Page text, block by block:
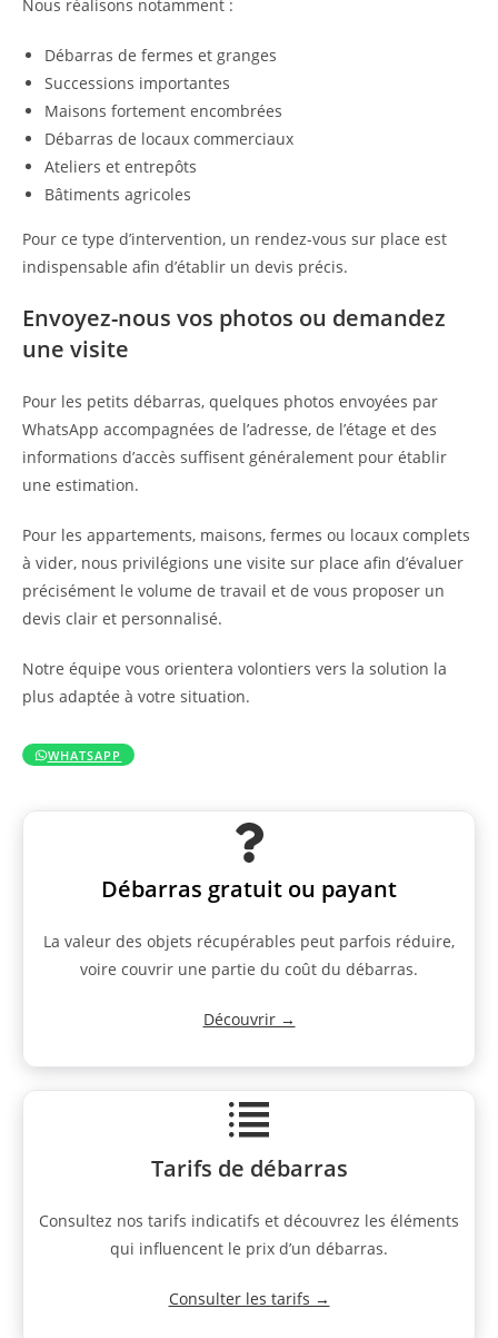
Nous réalisons notamment :
Débarras de fermes et granges
Successions importantes
Maisons fortement encombrées
Débarras de locaux commerciaux
Ateliers et entrepôts
Bâtiments agricoles
Pour ce type d’intervention, un rendez-vous sur place est
indispensable afin d’établir un devis précis.
Envoyez-nous vos photos ou demandez
une visite
Pour les petits débarras, quelques photos envoyées par
WhatsApp accompagnées de l’adresse, de l’étage et des
informations d’accès suffisent généralement pour établir
une estimation.
Pour les appartements, maisons, fermes ou locaux complets
à vider, nous privilégions une visite sur place afin d’évaluer
précisément le volume de travail et de vous proposer un
devis clair et personnalisé.
Notre équipe vous orientera volontiers vers la solution la
plus adaptée à votre situation.
WHATSAPP
Débarras gratuit ou payant
La valeur des objets récupérables peut parfois réduire,
voire couvrir une partie du coût du débarras.
Découvrir →
Tarifs de débarras
Consultez nos tarifs indicatifs et découvrez les éléments
qui influencent le prix d’un débarras.
Consulter les tarifs →